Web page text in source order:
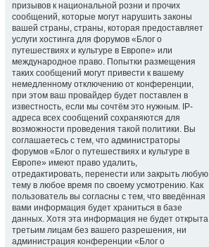
призывов к национальной розни и прочих
сообщений, которые могут нарушить законы
вашей страны, страны, которая предоставляет
услуги хостинга для форумов «Блог о
путешествиях и культуре в Европе» или
международное право. Попытки размещения
таких сообщений могут привести к вашему
немедленному отключению от конференции,
при этом ваш провайдер будет поставлен в
известность, если мы сочтём это нужным. IP-
адреса всех сообщений сохраняются для
возможности проведения такой политики. Вы
соглашаетесь с тем, что администраторы
форумов «Блог о путешествиях и культуре в
Европе» имеют право удалить,
отредактировать, перенести или закрыть любую
тему в любое время по своему усмотрению. Как
пользователь вы согласны с тем, что введённая
вами информация будет храниться в базе
данных. Хотя эта информация не будет открыта
третьим лицам без вашего разрешения, ни
администрация конференции «Блог о